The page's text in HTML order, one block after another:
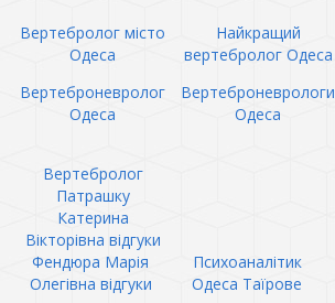
Вертебролог місто
Одеса
Найкращий
вертебролог Одеса
Вертеброневролог
Одеса
Вертеброневрологи
Одеса
Вертебролог
Патрашку
Катерина
Вікторівна відгуки
Фендюра Марія
Олегівна відгуки
Психоаналітик
Одеса Таїрове